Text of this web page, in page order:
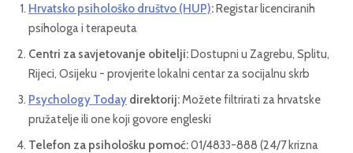
Hrvatsko psihološko društvo (HUP):Registar licenciranih
psihologa i terapeuta
Centri za savjetovanje obitelji:Dostupni u Zagrebu, Splitu,
Rijeci, Osijeku - provjerite lokalni centar za socijalnu skrb
Psychology Today direktorij:Možete filtrirati za hrvatske
pružatelje ili one koji govore engleski
Telefon za psihološku pomoć:01/4833-888 (24/7 krizna